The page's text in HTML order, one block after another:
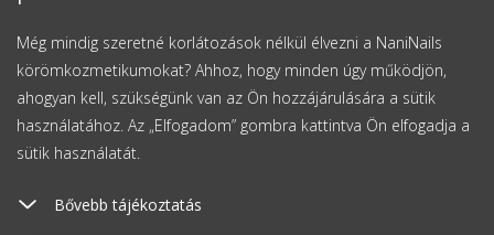
Még mindig szeretné korlátozások nélkül élvezni a NaniNails
körömkozmetikumokat? Ahhoz, hogy minden úgy működjön,
ahogyan kell, szükségünk van az Ön hozzájárulására a sütik
használatához. Az „Elfogadom” gombra kattintva Ön elfogadja a
sütik használatát.
Bővebb tájékoztatás